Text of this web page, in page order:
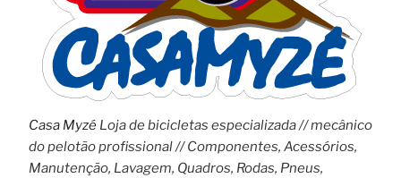
Casa MyzéLoja de bicicletas especializada // mecânico
do pelotão profissional // Componentes, Acessórios,
Manutenção, Lavagem, Quadros, Rodas, Pneus,